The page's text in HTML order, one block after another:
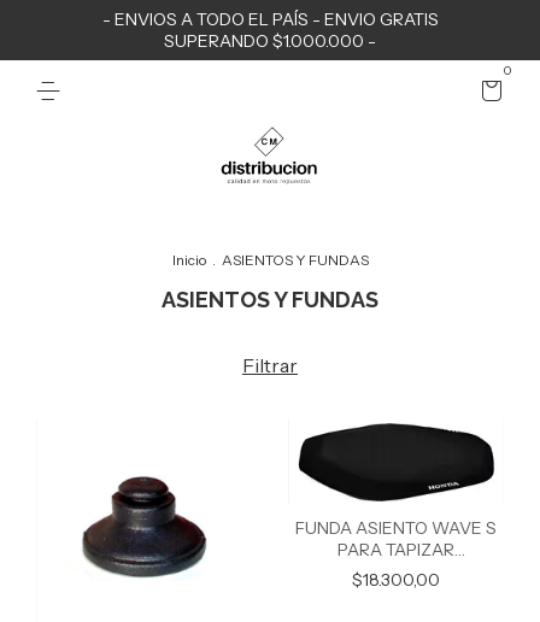
- ENVIOS A TODO EL PAÍS - ENVIO GRATIS
SUPERANDO $1.000.000 -
0
Inicio . ASIENTOS Y FUNDAS
ASIENTOS Y FUNDAS
Filtrar
FUNDA ASIENTO WAVE S
PARA TAPIZAR
ANTIDESLIZANTE
$18.300,00